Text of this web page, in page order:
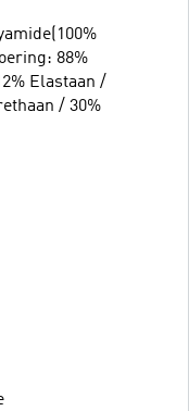
88%
Elastaan /
/ 30%